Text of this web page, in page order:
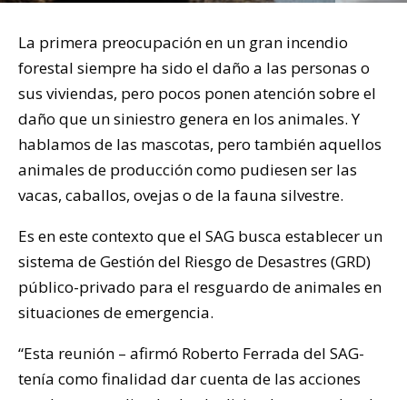
La primera preocupación en un gran incendio
forestal siempre ha sido el daño a las personas o
sus viviendas, pero pocos ponen atención sobre el
daño que un siniestro genera en los animales. Y
hablamos de las mascotas, pero también aquellos
animales de producción como pudiesen ser las
vacas, caballos, ovejas o de la fauna silvestre.
Es en este contexto que el SAG busca establecer un
sistema de Gestión del Riesgo de Desastres (GRD)
público-privado para el resguardo de animales en
situaciones de emergencia.
“Esta reunión – afirmó Roberto Ferrada del SAG-
tenía como finalidad dar cuenta de las acciones